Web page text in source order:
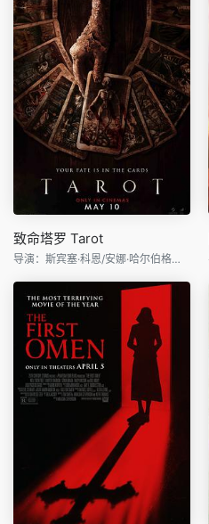
致命塔罗 Tarot
导演：斯宾塞·科恩/安娜·哈尔伯格主演：阿凡提卡·万达纳